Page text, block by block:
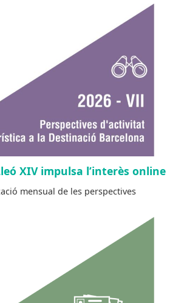
XIV impulsa l’interès online
mensual de les perspectives